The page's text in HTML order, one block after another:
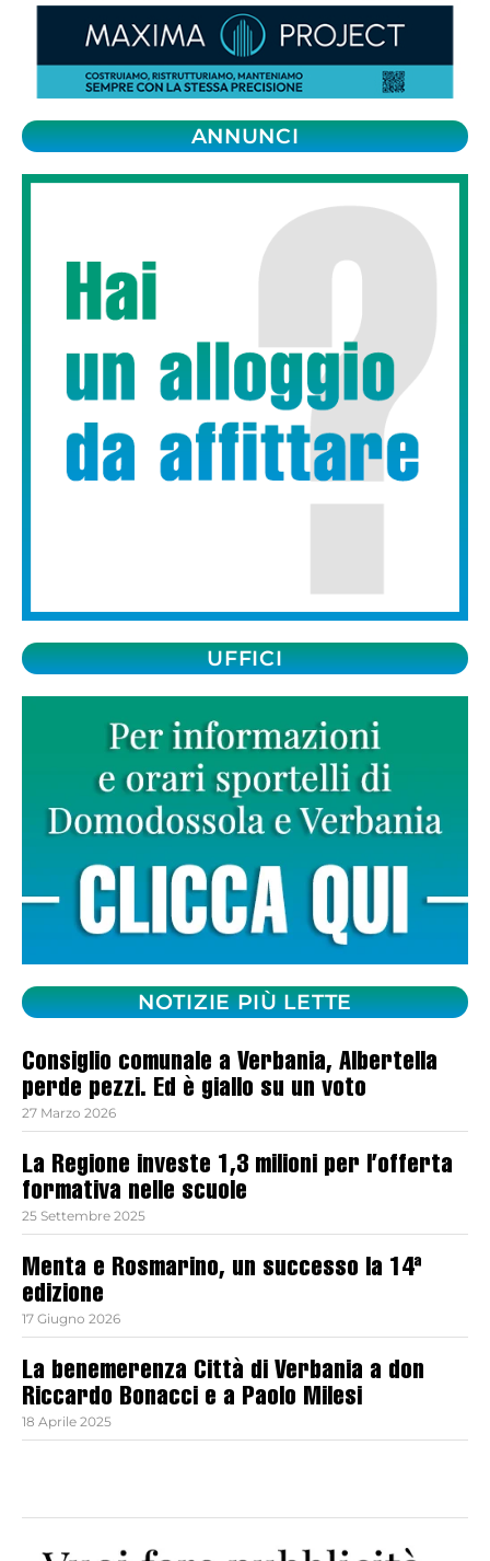
ANNUNCI
UFFICI
NOTIZIE PIÙ LETTE
Consiglio comunale a Verbania, Albertella
perde pezzi. Ed è giallo su un voto
27 Marzo 2026
La Regione investe 1,3 milioni per l’offerta
formativa nelle scuole
25 Settembre 2025
Menta e Rosmarino, un successo la 14ª
edizione
17 Giugno 2026
La benemerenza Città di Verbania a don
Riccardo Bonacci e a Paolo Milesi
18 Aprile 2025